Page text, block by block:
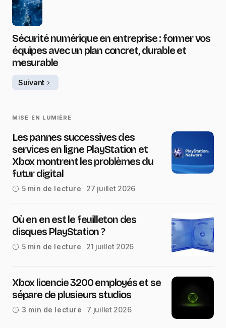
Sécurité numérique en entreprise : former vos
équipes avec un plan concret, durable et
mesurable
Suivant
MISE EN LUMIÈRE
Les pannes successives des
services en ligne PlayStation et
Xbox montrent les problèmes du
futur digital
5 min de lecture 27 juillet 2026
Où en en est le feuilleton des
disques PlayStation ?
5 min de lecture 21 juillet 2026
Xbox licencie 3200 employés et se
sépare de plusieurs studios
3 min de lecture 7 juillet 2026